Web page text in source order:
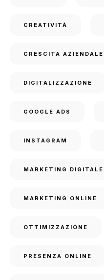
CREATIVITÀ
CRESCITA AZIENDALE
DIGITALIZZAZIONE
GOOGLE ADS
INSTAGRAM
MARKETING DIGITALE
MARKETING ONLINE
OTTIMIZZAZIONE
PRESENZA ONLINE